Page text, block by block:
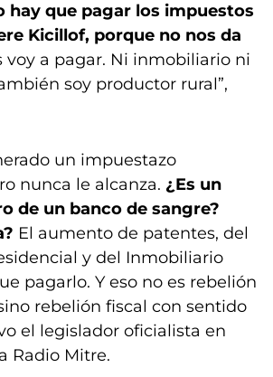
hay que pagar los impuestos
Kicillof, porque no nos da
voy a pagar. Ni inmobiliario ni
soy productor rural”,
un impuestazo
nunca le alcanza. ¿Es un
de un banco de sangre?
El aumento de patentes, del
y del Inmobiliario
pagarlo. Y eso no es rebelión
rebelión fiscal con sentido
el legislador oficialista en
Radio Mitre.